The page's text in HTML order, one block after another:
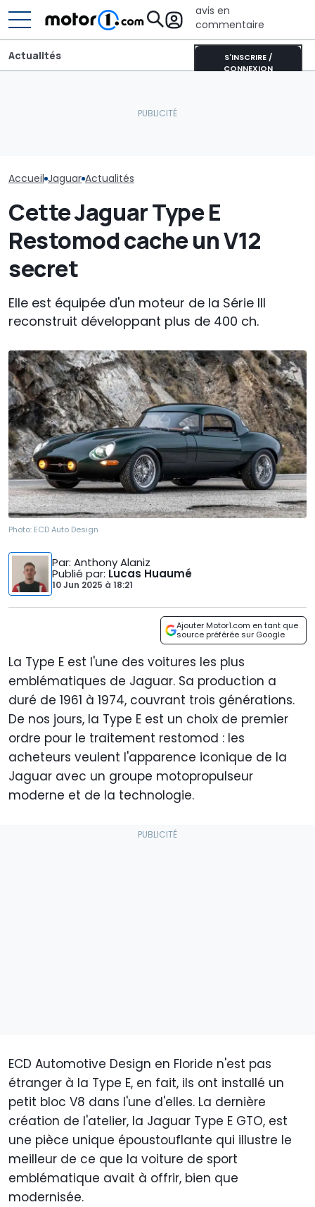
avis en
commentaire
S'INSCRIRE /
CONNEXION
Actualités
Accueil Jaguar Actualités
Cette Jaguar Type E
Restomod cache un V12
secret
Elle est équipée d'un moteur de la Série III
reconstruit développant plus de 400 ch.
Photo: ECD Auto Design
Par: Anthony Alaniz
Publié par: Lucas Huaumé
10 Jun 2025 à 18:21
Ajouter Motor1.com en tant que
source préférée sur Google
La Type E est l'une des voitures les plus
emblématiques de Jaguar. Sa production a
duré de 1961 à 1974, couvrant trois générations.
De nos jours, la Type E est un choix de premier
ordre pour le traitement restomod : les
acheteurs veulent l'apparence iconique de la
Jaguar avec un groupe motopropulseur
moderne et de la technologie.
ECD Automotive Design en Floride n'est pas
étranger à la Type E, en fait, ils ont installé un
petit bloc V8 dans l'une d'elles. La dernière
création de l'atelier, la Jaguar Type E GTO, est
une pièce unique époustouflante qui illustre le
meilleur de ce que la voiture de sport
emblématique avait à offrir, bien que
modernisée.